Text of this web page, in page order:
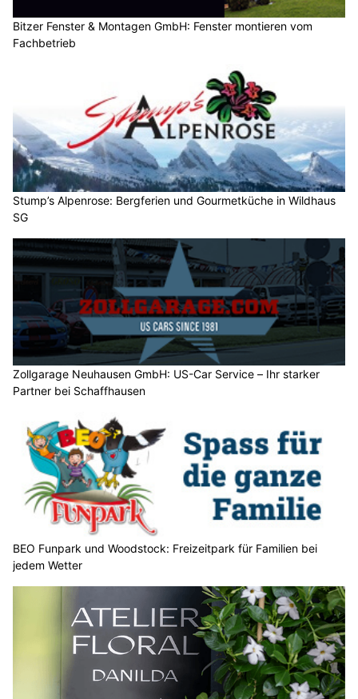
Bitzer Fenster & Montagen GmbH: Fenster montieren vom
Fachbetrieb
Stump’s Alpenrose: Bergferien und Gourmetküche in Wildhaus
SG
Zollgarage Neuhausen GmbH: US-Car Service – Ihr starker
Partner bei Schaffhausen
BEO Funpark und Woodstock: Freizeitpark für Familien bei
jedem Wetter